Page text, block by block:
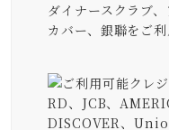
ダイナースクラブ
カバー、銀聯をご利